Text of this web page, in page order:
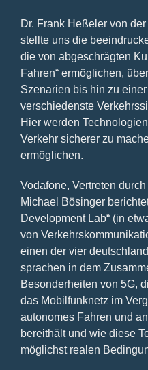
Dr. Frank Heßeler von
stellte uns die
die von abgeschrägten
Fahren“ ermöglichen,
Szenarien bis hin zu
verschiedenste
Hier werden
Verkehr sicherer zu
ermöglichen.
Vodafone, Vertreten
Michael Bösinger
Development Lab“ (in
von
einen der vier
sprachen in dem
Besonderheiten von 5G,
das Mobilfunknetz im
autonomes Fahren und
bereithält und wie diese
möglichst realen